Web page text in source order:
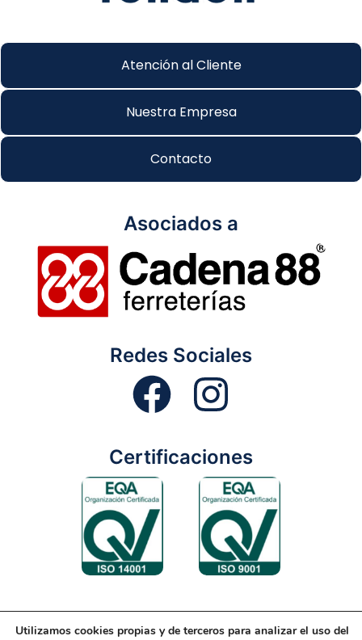
Atención al Cliente
Nuestra Empresa
Contacto
Asociados a
Redes Sociales
Certificaciones
Utilizamos cookies propias y de terceros para analizar el uso del